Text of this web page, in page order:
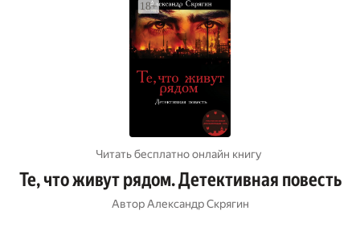
Читать бесплатно онлайн книгу
Те, что живут рядом. Детективная повесть
Автор Александр Скрягин